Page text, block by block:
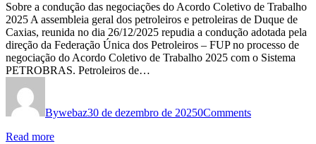
Sobre a condução das negociações do Acordo Coletivo de Trabalho
2025 A assembleia geral dos petroleiros e petroleiras de Duque de
Caxias, reunida no dia 26/12/2025 repudia a condução adotada pela
direção da Federação Única dos Petroleiros – FUP no processo de
negociação do Acordo Coletivo de Trabalho 2025 com o Sistema
PETROBRAS. Petroleiros de…
Bywebaz30 de dezembro de 20250Comments
Read more